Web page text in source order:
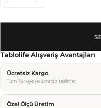
Tablolife Alışveriş Avantajları
Ücretsiz Kargo
Tüm Türkiye’ye ücretsiz teslimat
Özel Ölçü Üretim